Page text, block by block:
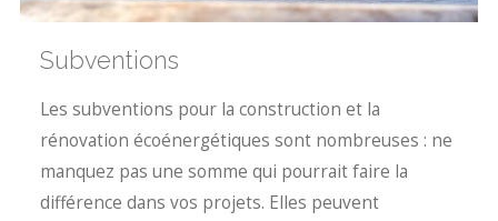
Subventions
Les subventions pour la construction et la
rénovation écoénergétiques sont nombreuses : ne
manquez pas une somme qui pourrait faire la
différence dans vos projets. Elles peuvent